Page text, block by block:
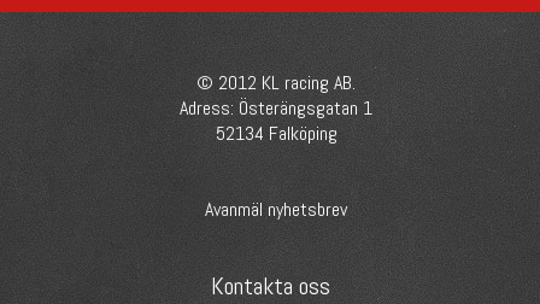
© 2012 KL racing AB.
Adress: Österängsgatan 1
52134 Falköping
Avanmäl nyhetsbrev
Kontakta oss